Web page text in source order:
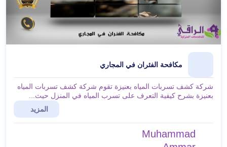
مكافحة الفئران في المجاري
شركة كشف تسربات المياه بعنيزة تقوم شركة كشف تسربات المياه
بعنيزة بشرح كيفية التعرف على تسرب المياه في المنزل حيث...
المزيد
Muhammad